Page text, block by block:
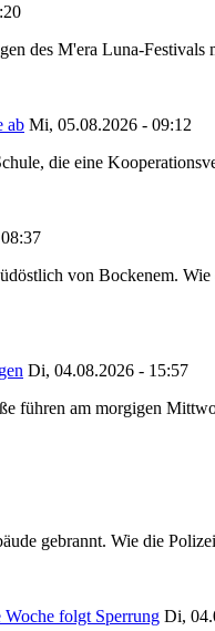
des M'era Luna-
ab Mi, 05.08.2026 - 09:12
die eine
von Bockenem.
Di, 04.08.2026 - 15:57
führen am morgigen
gebrannt. Wie die
folgt Sperrung Di,